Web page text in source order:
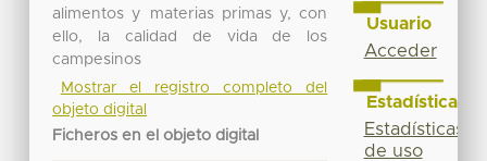
alimentos y materias primas y, con
ello, la calidad de vida de los
campesinos
Mostrar el registro completo del
objeto digital
Ficheros en el objeto digital
Usuario
Acceder
Estadísticas
Estadísticas
de uso